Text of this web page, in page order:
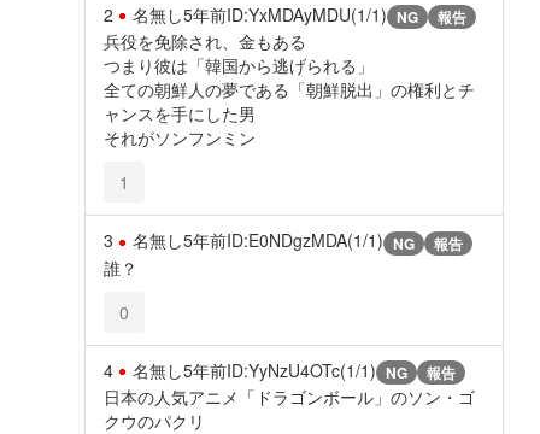
2 名無し5年前ID:YxMDAyMDU(1/1) NG 報告
兵役を免除され、金もある
つまり彼は「韓国から逃げられる」
全ての朝鮮人の夢である「朝鮮脱出」の権利とチ
ャンスを手にした男
それがソンフンミン
1
3 名無し5年前ID:E0NDgzMDA(1/1) NG 報告
誰？
0
4 名無し5年前ID:YyNzU4OTc(1/1) NG 報告
日本の人気アニメ「ドラゴンボール」のソン・ゴ
クウのパクリ